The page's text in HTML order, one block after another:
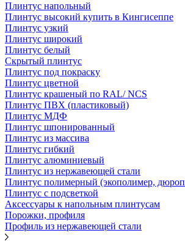
Плинтус напольный
Плинтус высокий купить в Кингисеппе
Плинтус узкий
Плинтус широкий
Плинтус белый
Скрытый плинтус
Плинтус под покраску
Плинтус цветной
Плинтус крашеный по RAL/ NCS
Плинтус ПВХ (пластиковый)
Плинтус МДФ
Плинтус шпонированный
Плинтус из массива
Плинтус гибкий
Плинтус алюминиевый
Плинтус из нержавеющей стали
Плинтус полимерный (экополимер,
Плинтус с подсветкой
Аксессуары к напольным плинтусам
Порожки, профиля
Профиль из нержавеющей стали